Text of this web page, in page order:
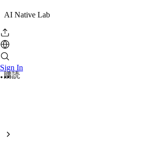
Sign In
AI Native Lab
購読